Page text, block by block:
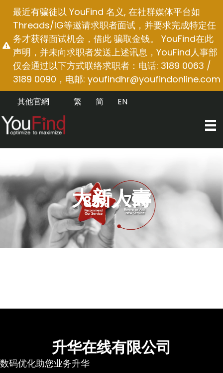
容
最近有骗徒以 YouFind 名义, 在社群媒体平台如
Threads/IG等邀请求职者面试，并要求完成特定任
务才获得面试机会，借此 骗取金钱。 YouFind在此
声明，并未向求职者发送上述讯息，YouFind人事部
仅会通过以下方式联络求职者：电话: 3189 0063 /
3189 0090，电邮: youfindhr@youfindonline.com
其他官網 EN
简
繁
大新人壽
升华在线有限公司
数码优化助您业务升华